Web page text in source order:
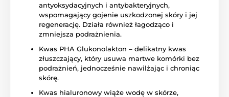
antyoksydacyjnych i antybakteryjnych,
wspomagający gojenie uszkodzonej skóry i jej
regenerację. Działa również łagodząco i
zmniejsza podrażnienia.
Kwas PHA Glukonolakton – delikatny kwas
złuszczający, który usuwa martwe komórki bez
podrażnień, jednocześnie nawilżając i chroniąc
skórę.
Kwas hialuronowy wiąże wodę w skórze,